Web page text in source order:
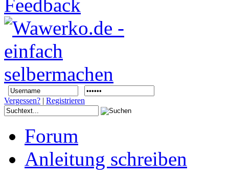
Vergessen? | Registrieren
Forum
Anleitung schreiben